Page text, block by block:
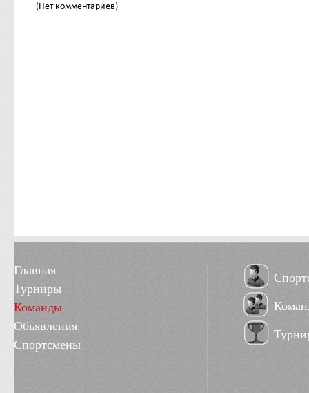
(Нет комментариев)
Главная
Турниры
Команды
Обьявления
Спортсмены